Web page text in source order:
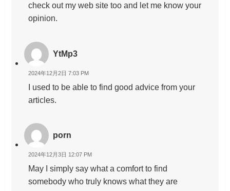
check out my web site too and let me know your
opinion.
YtMp3
2024年12月2日 7:03 PM
I used to be able to find good advice from your
articles.
porn
2024年12月3日 12:07 PM
May I simply say what a comfort to find
somebody who truly knows what they are